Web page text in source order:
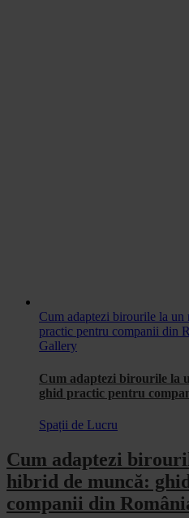
Cum adaptezi birourile la
practic pentru companii din
Gallery
Cum adaptezi birourile la
ghid practic pentru
Spații de Lucru
Cum adaptezi
hibrid de muncă:
companii din